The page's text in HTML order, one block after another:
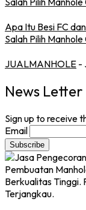
Apa Itu Besi FC
Salah Pilih
JUALMANHOLE -
News Letter
Sign up to receive
Email